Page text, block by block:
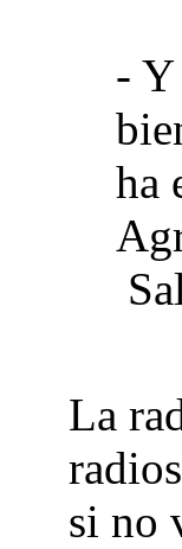
- Y
ha
La
si no